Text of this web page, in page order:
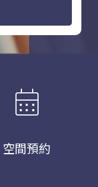
calendar_month
空間預約